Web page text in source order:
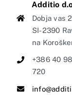
Additio
Dobja vas
SI-2390
na
+386 40
720